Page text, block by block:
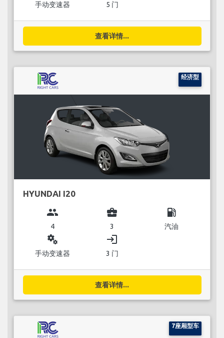
手动变速器 5 门
查看详情...
经济型
HYUNDAI I20
group
4
business_center
3
local_gas_station
汽油
miscellaneous_services
手动变速器
login
3 门
查看详情...
7座厢型车